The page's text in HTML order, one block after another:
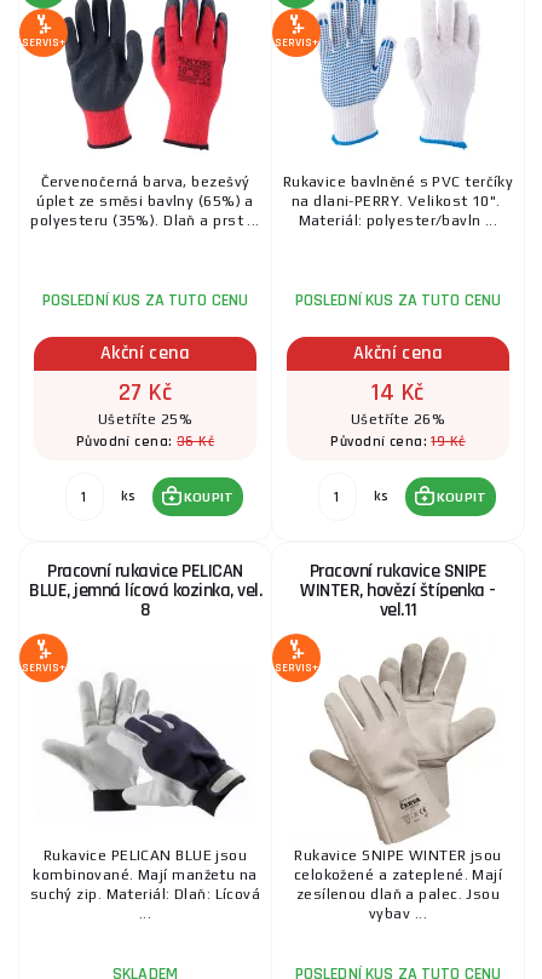
SERVIS+
Červenočerná barva, bezešvý
úplet ze směsi bavlny (65%) a
polyesteru (35%). Dlaň a prst ...
POSLEDNÍ KUS ZA TUTO CENU
Akční cena
27 Kč
Ušetříte 25%
Původní cena: 36 Kč
ks KOUPIT
SERVIS+
Rukavice bavlněné s PVC terčíky
na dlani-PERRY. Velikost 10".
Materiál: polyester/bavln ...
POSLEDNÍ KUS ZA TUTO CENU
Akční cena
14 Kč
Ušetříte 26%
Původní cena:19 Kč
ks KOUPIT
Pracovní rukavice PELICAN
BLUE, jemná lícová kozinka, vel.
8
SERVIS+
Rukavice PELICAN BLUE jsou
kombinované. Mají manžetu na
suchý zip. Materiál: Dlaň: Lícová
...
Pracovní rukavice SNIPE
WINTER, hovězí štípenka -
vel.11
SERVIS+
Rukavice SNIPE WINTER jsou
celokožené a zateplené. Mají
zesílenou dlaň a palec. Jsou
vybav ...